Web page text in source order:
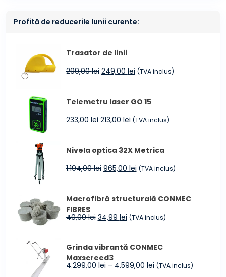
Profită de reducerile lunii curente:
Trasator de linii
299,00lei Prețul
fost:
249,00 leiPrețul
249,00 lei.
(TVA inclus)
Telemetru laser GO 15
233,00lei Prețul
fost:
213,00 leiPrețul
213,00 lei.
(TVA inclus)
Nivela optica 32X Metrica
1.194,00lei Prețul
fost:
965,00 leiPrețul
965,00 lei.
(TVA inclus)
Macrofibră structurală CONMEC
FIBRES
40,00lei Prețul
fost:
40,00 lei.
34,99 leiPrețul
34,99 lei.
(TVA inclus)
Grinda vibrantă CONMEC
Maxscreed3
4.299,00 lei – 4.599,00 leiInterval
(TVA inclus)